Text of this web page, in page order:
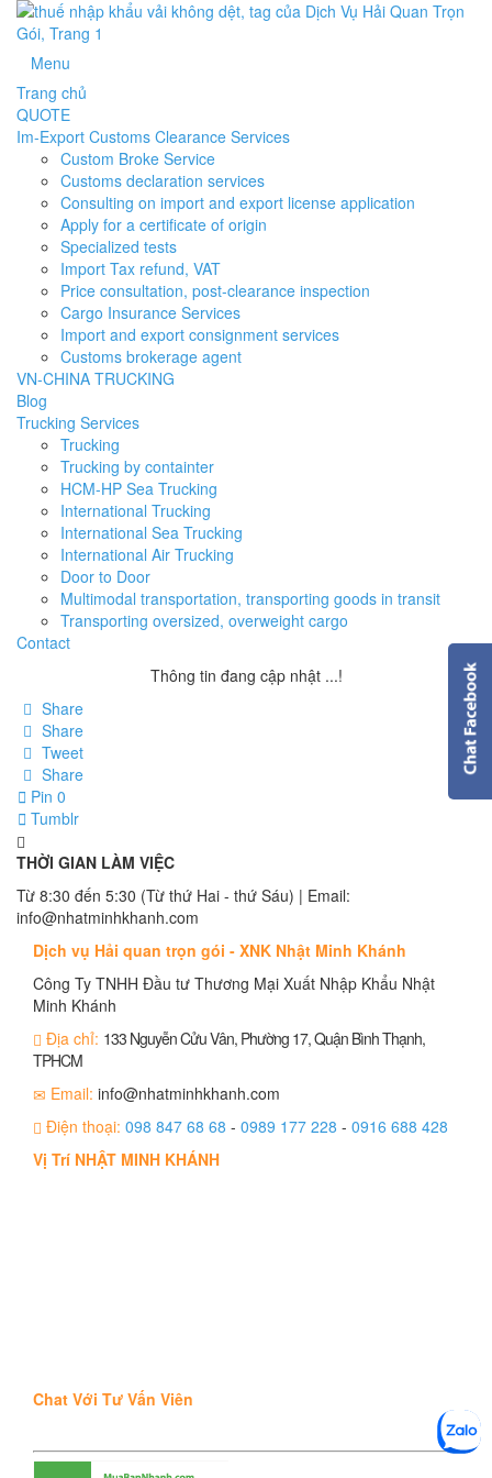
Menu
Trang chủ
QUOTE
Im-Export Customs Clearance Services
Custom Broke Service
Customs declaration services
Consulting on import and export license application
Apply for a certificate of origin
Specialized tests
Import Tax refund, VAT
Price consultation, post-clearance inspection
Cargo Insurance Services
Import and export consignment services
Customs brokerage agent
VN-CHINA TRUCKING
Blog
Trucking Services
Trucking
Trucking by containter
HCM-HP Sea Trucking
International Trucking
International Sea Trucking
International Air Trucking
Door to Door
Multimodal transportation, transporting goods in transit
Transporting oversized, overweight cargo
Contact
Thông tin đang cập nhật ...!
Share
Share
Tweet
Share
Pin 0
Tumblr
THỜI GIAN LÀM VIỆC
Từ 8:30 đến 5:30 (Từ thứ Hai - thứ Sáu) | Email:
info@nhatminhkhanh.com
Dịch vụ Hải quan trọn gói - XNK Nhật Minh Khánh
Công Ty TNHH Đầu tư Thương Mại Xuất Nhập Khẩu Nhật
Minh Khánh
Địa chỉ: 133 Nguyễn Cửu Vân, Phường 17, Quận Bình Thạnh,
TPHCM
Email: info@nhatminhkhanh.com
Điện thoại: 098 847 68 68 - 0989 177 228 - 0916 688 428
Vị Trí NHẬT MINH KHÁNH
Chat Với Tư Vấn Viên